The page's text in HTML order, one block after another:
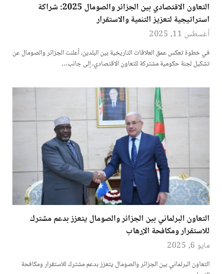
التعاون الاقتصادي بين الجزائر والصومال 2025: شراكة
استراتيجية لتعزيز التنمية والاستقرار
أغسطس 11, 2025
في خطوة تعكس عمق العلاقات التاريخية بين البلدين، أعلنت الجزائر والصومال عن
تشكيل لجنة حكومية مشتركة للتعاون الاقتصادي، إلى جانب…
التعاون البرلماني بين الجزائر والصومال يتعزز بدعم مشترك
للاستقرار ومكافحة الإرهاب
مايو 6, 2025
التعاون البرلماني بين الجزائر والصومال يتعزز بدعم مشترك للاستقرار ومكافحة